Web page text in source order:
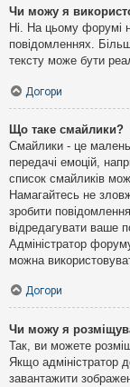
Чи можу я
Ні. На цьому форумі
повідомленнях.
тексту може бути
Догори
Що таке смайлики?
Смайлики - це
передачі емоцій,
список смайликів
Намагайтесь не
зробити
відредагувати ваше
Адміністратор
можна
Догори
Чи можу я
Так, ви можете
Якщо адміністратор
завантажити